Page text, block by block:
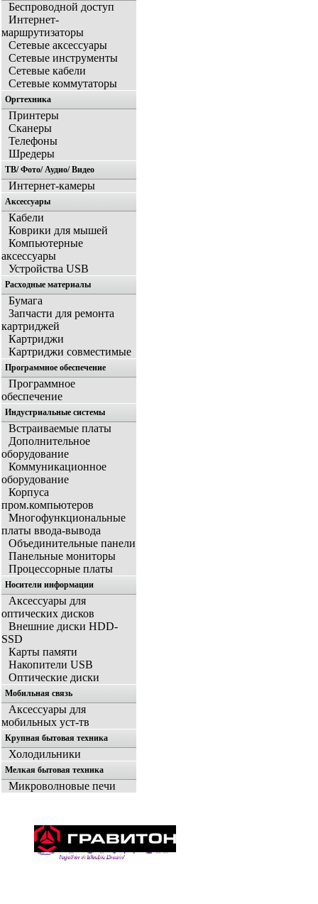
Беспроводной доступ
Интернет-
маршрутизаторы
Сетевые аксессуары
Сетевые инструменты
Сетевые кабели
Сетевые коммутаторы
Оргтехника
Принтеры
Сканеры
Телефоны
Шредеры
ТВ/ Фото/ Аудио/ Видео
Интернет-камеры
Аксессуары
Кабели
Коврики для мышей
Компьютерные
аксессуары
Устройства USB
Расходные материалы
Бумага
Запчасти для ремонта
картриджей
Картриджи
Картриджи совместимые
Программное обеспечение
Программное
обеспечение
Индустриальные системы
Встраиваемые платы
Дополнительное
оборудование
Коммуникационное
оборудование
Корпуса
пром.компьютеров
Многофункциональные
платы ввода-вывода
Объединительные панели
Панельные мониторы
Процессорные платы
Носители информации
Аксессуары для
оптических дисков
Внешние диски HDD-
SSD
Карты памяти
Накопители USB
Оптические диски
Мобильная связь
Аксессуары для
мобильных уст-тв
Крупная бытовая техника
Холодильники
Мелкая бытовая техника
Микроволновые печи